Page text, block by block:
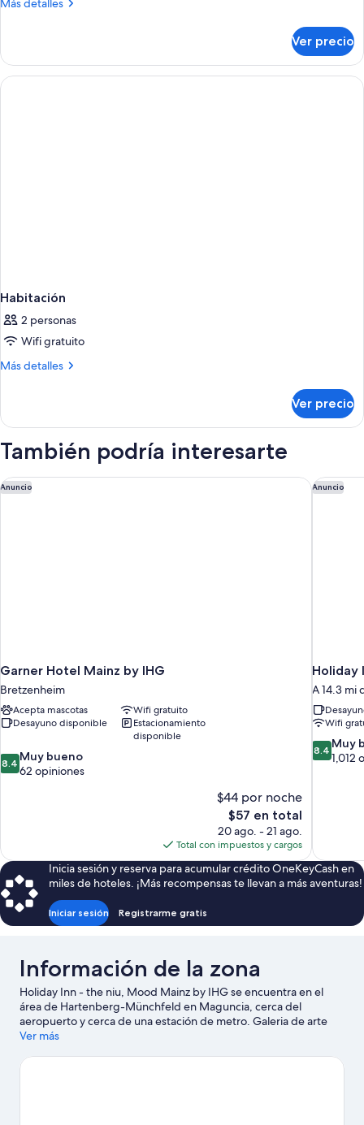
Más detalles
Ver precio
Habitación
2 personas
Wifi gratuito
Más detalles
Más
Ver precio
También podría interesarte
Anuncio
Garner Hotel Mainz by IHG
Bretzenheim
Acepta mascotas
Wifi gratuito
Desayuno disponible
Estacionamiento
disponible
8.4
de
8.4 Muy bueno
62 opiniones
$44 por noche
El
precio
actual
es
de
$57
$57 en total
20 ago. - 21 ago.
Total con impuestos y cargos
Garner Hotel Mainz by IHG Anuncio
Holiday
A 14.3 mi
Wifi
8.4
de
8.4 Muy
1,012
Holiday
Inicia sesión y reserva para acumular crédito OneKeyCash en
miles de hoteles. ¡Más recompensas te llevan a más aventuras!
Iniciar sesión Registrarme gratis
Información de la zona
Holiday Inn - the niu, Mood Mainz by IHG se encuentra en el
área de Hartenberg-Münchfeld en Maguncia, cerca del
aeropuerto y cerca de una estación de metro. Galeria de arte
Kunsthalle Mainz y Museo del Land de Maguncia son lugares
área incluyen Naturhistorisches Museum y El Museo de la
Ver más